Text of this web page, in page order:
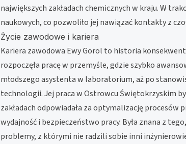
największych zakładach chemicznych w kraju. W
naukowych, co pozwoliło jej nawiązać kontakty z
Życie zawodowe i kariera
Kariera zawodowa Ewy Gorol to historia
rozpoczęła pracę w przemyśle, gdzie szybko
młodszego asystenta w laboratorium, aż po
technologii. Jej praca w Ostrowcu Świętokrzyskim
zakładach odpowiadała za optymalizację procesów
wydajność i bezpieczeństwo pracy. Była znana z
problemy, z którymi nie radzili sobie inni